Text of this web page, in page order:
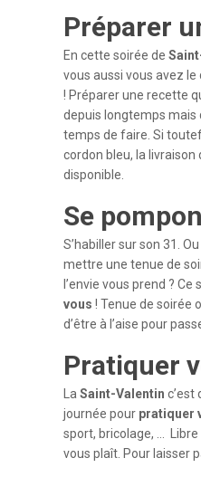
Préparer
En cette soirée de
vous aussi vous avez
! Préparer une recette
depuis longtemps mais
temps de faire. Si
cordon bleu, la
disponible.
Se
S’habiller sur son 31.
mettre une tenue de
l’envie vous prend ? Ce
vous ! Tenue de soirée
d’être à l’aise pour
Pratiquer
LaSaint-Valentin c’est
journée pour pratiquer
sport, bricolage, … Libre
vous plaît. Pour laisser